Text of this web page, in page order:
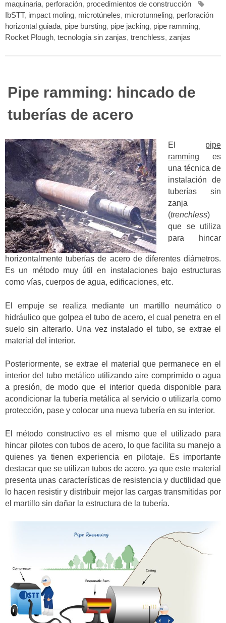
maquinaria, perforación, procedimientos de construcción
IbSTT, impact moling, microtúneles, microtunneling, perforación
horizontal guiada, pipe bursting, pipe jacking, pipe ramming,
Rocket Plough, tecnología sin zanjas, trenchless, zanjas
Pipe ramming: hincado de
tuberías de acero
El pipe
ramming es
una técnica de
instalación de
tuberías sin
zanja
(trenchless)
que se utiliza
para hincar
horizontalmente tuberías de acero de diferentes diámetros.
Es un método muy útil en instalaciones bajo estructuras
como vías, cuerpos de agua, edificaciones, etc.
El empuje se realiza mediante un martillo neumático o
hidráulico que golpea el tubo de acero, el cual penetra en el
suelo sin alterarlo. Una vez instalado el tubo, se extrae el
material del interior.
Posteriormente, se extrae el material que permanece en el
interior del tubo metálico utilizando aire comprimido o agua
a presión, de modo que el interior queda disponible para
acondicionar la tubería metálica al servicio o utilizarla como
protección, pase y colocar una nueva tubería en su interior.
El método constructivo es el mismo que el utilizado para
hincar pilotes con tubos de acero, lo que facilita su manejo a
quienes ya tienen experiencia en pilotaje. Es importante
destacar que se utilizan tubos de acero, ya que este material
presenta unas características de resistencia y ductilidad que
lo hacen resistir y distribuir mejor las cargas transmitidas por
el martillo sin dañar la estructura de la tubería.